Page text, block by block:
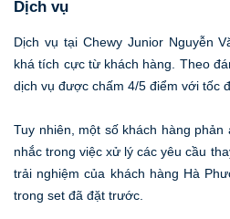
Dịch vụ
Dịch vụ tại Chewy Junior Nguyễn
khá tích cực từ khách hàng. Theo
dịch vụ được chấm 4/5 điểm với tốc
Tuy nhiên, một số khách hàng
nhắc trong việc xử lý các yêu cầu
trải nghiệm của khách hàng Hà
trong set đã đặt trước.